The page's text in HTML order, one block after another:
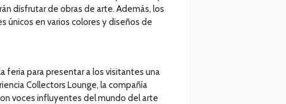
disfrutar de obras de arte. Además, los
únicos en varios colores y diseños de
feria para presentar a los visitantes una
Collectors Lounge, la compañía
voces influyentes del mundo del arte